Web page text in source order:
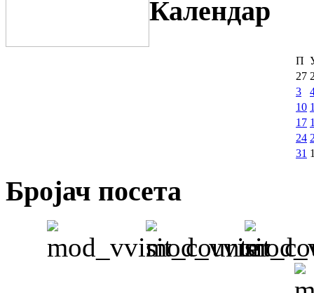
Календар
П
27
3
10
17
24
31
Бројач посета